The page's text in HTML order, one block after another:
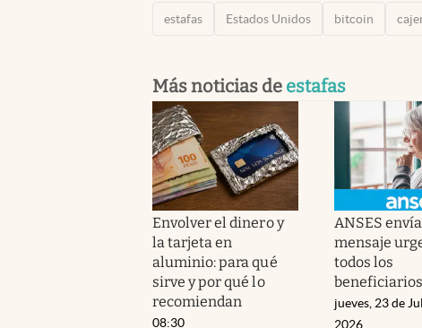
estafas Estados Unidos bitcoin
Más noticias de estafas
Envolver el dinero y
la tarjeta en
aluminio: para qué
sirve y por qué lo
recomiendan
08:30
ANSES
mensaje
todos los
jueves, 23 de
2026